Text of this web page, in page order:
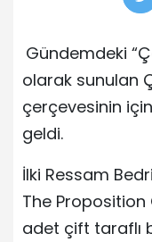
Gündemdeki
olarak sunulan
çerçevesinin
geldi.
İlki Ressam
The Proposition
adet çift taraflı